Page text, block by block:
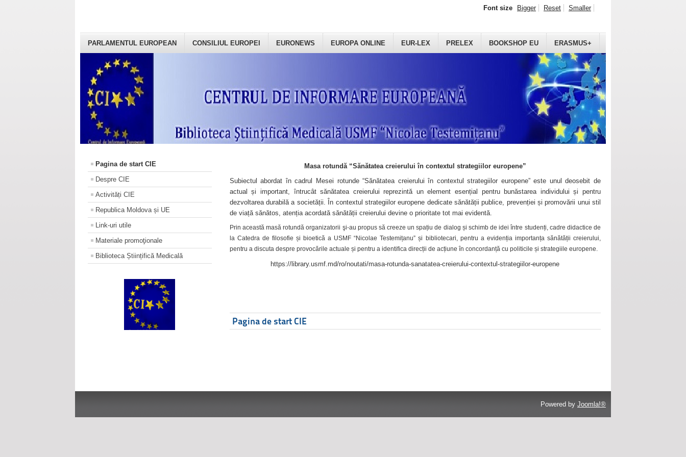
PARLAMENTUL EUROPEAN CONSILIUL EUROPEI EURONEWS EUROPA ONLINE EUR-LEX PRELEX BOOKSHOP EU ERASMUS+
Font size Bigger Reset Smaller
Pagina de start CIE
Despre CIE
Activități CIE
Republica Moldova și UE
Link-uri utile
Materiale promoţionale
Biblioteca Științifică Medicală
Masa rotundă “Sănătatea creierului în contextul strategiilor europene”
Subiectul abordat în cadrul Mesei rotunde “Sănătatea creierului în contextul strategiilor europene” este unul deosebit de
actual și important, întrucât sănătatea creierului reprezintă un element esențial pentru bunăstarea individului și pentru
dezvoltarea durabilă a societății. În contextul strategiilor europene dedicate sănătății publice, prevenției și promovării unui stil
de viață sănătos, atenția acordată sănătății creierului devine o prioritate tot mai evidentă.
Prin această masă rotundă organizatorii şi-au propus să creeze un spațiu de dialog și schimb de idei între studenți, cadre didactice de
la Catedra de filosofie și bioetică a USMF “Nicolae Testemițanu” și bibliotecari, pentru a evidenția importanța sănătății creierului,
pentru a discuta despre provocările actuale și pentru a identifica direcții de acțiune în concordanță cu politicile și strategiile europene.
https://library.usmf.md/ro/noutati/masa-rotunda-sanatatea-creierului-contextul-strategiilor-europene
Pagina de start CIE
Powered by Joomla!®